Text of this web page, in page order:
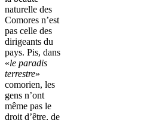
naturelle des
Comores n’est
pas celle des
dirigeants du
pays. Pis, dans
«le paradis
terrestre»
comorien, les
gens n’ont
même pas le
droit d’être, de